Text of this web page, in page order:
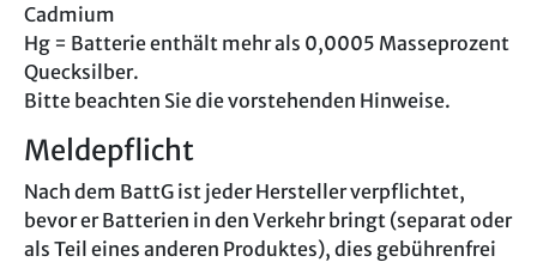
Cadmium
Hg = Batterie enthält mehr als 0,0005 Masseprozent
Quecksilber.
Bitte beachten Sie die vorstehenden Hinweise.
Meldepflicht
Nach dem BattG ist jeder Hersteller verpflichtet,
bevor er Batterien in den Verkehr bringt (separat oder
als Teil eines anderen Produktes), dies gebührenfrei